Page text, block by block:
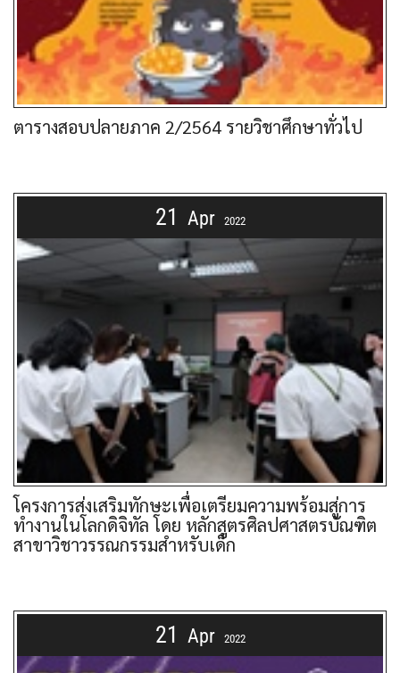
ตารางสอบปลายภาค 2/2564 รายวิชาศึกษาทั่วไป
21 Apr 2022
โครงการส่งเสริมทักษะเพื่อเตรียมความพร้อมสู่การ
ทำงานในโลกดิจิทัล โดย หลักสูตรศิลปศาสตรบัณฑิต
สาขาวิชาวรรณกรรมสำหรับเด็ก
21 Apr 2022